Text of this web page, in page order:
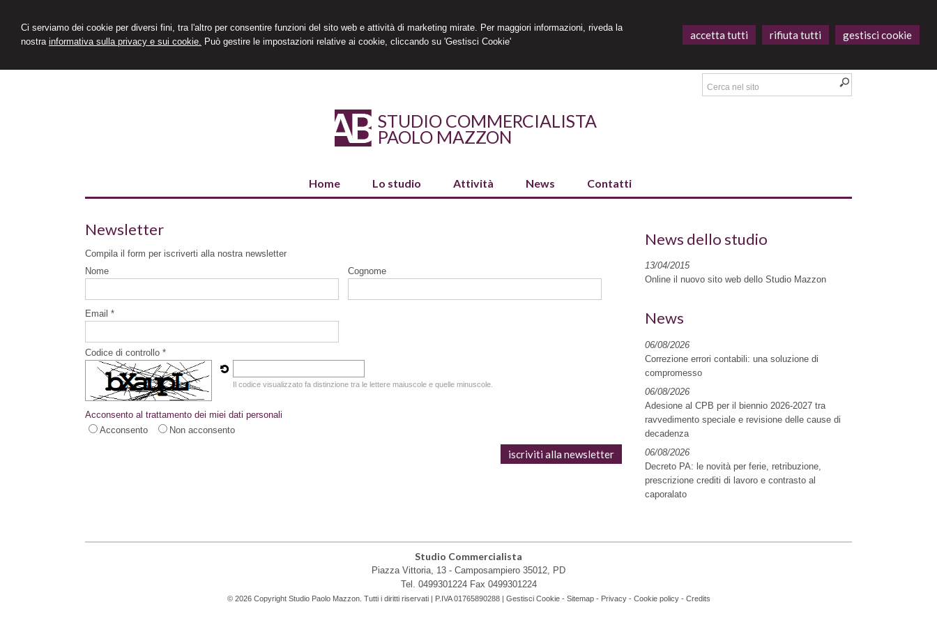
Ci serviamo dei cookie per diversi fini, tra l'altro per consentire funzioni del sito web e attività di marketing mirate. Per maggiori informazioni, riveda la
nostra informativa sulla privacy e sui cookie. Può gestire le impostazioni relative ai cookie, cliccando su 'Gestisci Cookie'
accetta tutti rifiuta tutti gestisci cookie
STUDIO COMMERCIALISTA
PAOLO MAZZON
Home Lo studio Attività News Contatti
Newsletter
Compila il form per iscriverti alla nostra newsletter
Nome
Cognome
Email *
Codice di controllo *
Il codice visualizzato fa distinzione tra le lettere maiuscole e quelle minuscole.
Acconsento al trattamento dei miei dati personali
Acconsento
Non acconsento
News dello studio
13/04/2015
Online il nuovo sito web dello Studio Mazzon
News
06/08/2026
Correzione errori contabili: una soluzione di
compromesso
06/08/2026
Adesione al CPB per il biennio 2026-2027 tra
ravvedimento speciale e revisione delle cause di
decadenza
06/08/2026
Decreto PA: le novità per ferie, retribuzione,
prescrizione crediti di lavoro e contrasto al
caporalato
Studio Commercialista
Piazza Vittoria, 13 - Camposampiero 35012 PD
Tel. 0499301224Fax 0499301224
© 2026 Copyright Studio Paolo Mazzon. Tutti i diritti riservati | P.IVA 01765890288 | Gestisci Cookie- Sitemap- Privacy- Cookie policy- Credits